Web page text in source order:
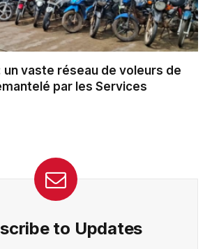
un vaste réseau de voleurs de
par les Services
to Updates